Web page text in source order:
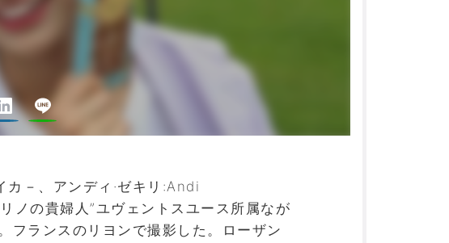
カ－、アンディ·ゼキリ:Andi
ノの貴婦人”ユヴェントスユース所属なが
フランスのリヨンで撮影した。ローザン